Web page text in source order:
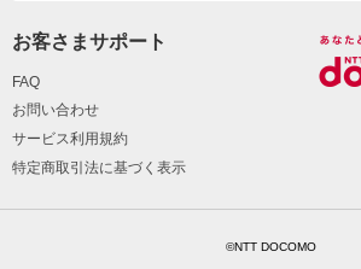
お客さまサポート
FAQ
お問い合わせ
サービス利用規約
特定商取引法に基づく表示
©NTT DOCOMO